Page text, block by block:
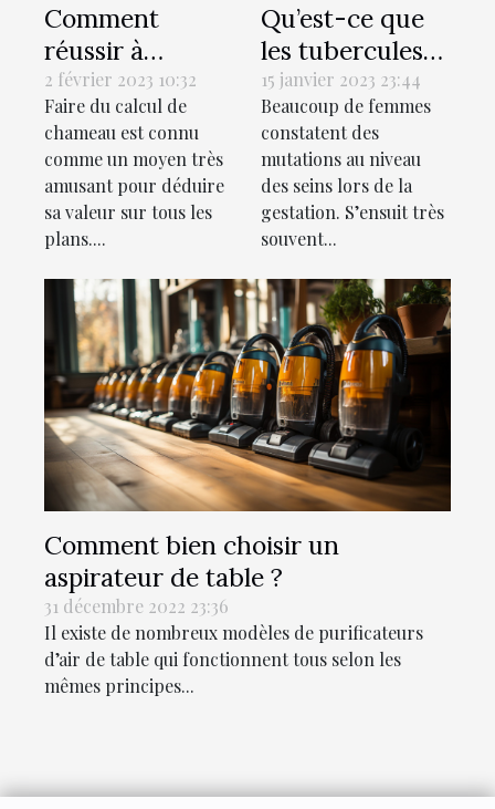
Comment
réussir à
estimer votre
valeur en
chameaux ?
2 février 2023 10:32
Faire du calcul de
chameau est connu
comme un moyen très
amusant pour déduire
sa valeur sur tous les
plans....
Qu’est-ce que
les tubercules
ou les glandes
de
Montgomery ?
15 janvier 2023 23:44
Beaucoup de femmes
constatent des
mutations au niveau
des seins lors de la
gestation. S’ensuit très
souvent...
Comment bien choisir un
aspirateur de table ?
31 décembre 2022 23:36
Il existe de nombreux modèles de purificateurs
d’air de table qui fonctionnent tous selon les
mêmes principes...